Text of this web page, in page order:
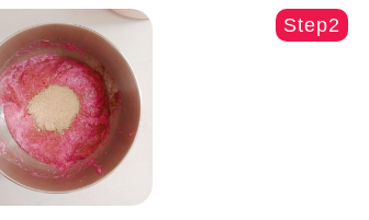
Step2